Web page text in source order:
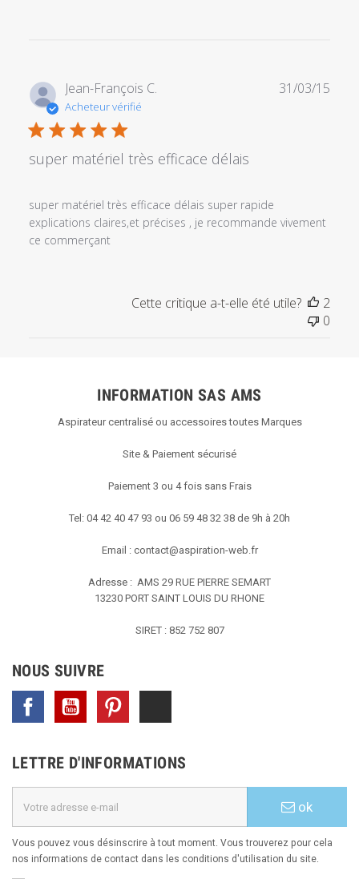
Jean-François C.
Acheteur vérifié
super matériel très efficace délais
super matériel très efficace délais super rapide
explications claires,et précises , je recommande vivement
ce commerçant
31/03/15
Cette critique a-t-elle été utile?
2
0
INFORMATION SAS AMS
Aspirateur centralisé ou accessoires toutes Marques
Site & Paiement sécurisé
Paiement 3 ou 4 fois sans Frais
Tel: 04 42 40 47 93 ou 06 59 48 32 38 de 9h à 20h
Email : contact@aspiration-web.fr
Adresse : AMS 29 RUE PIERRE SEMART
13230 PORT SAINT LOUIS DU RHONE
SIRET : 852 752 807
NOUS SUIVRE
Facebook YouTube
LETTRE D'INFORMATIONS
ok
Vous pouvez vous désinscrire à tout moment. Vous trouverez pour cela
nos informations de contact dans les conditions d'utilisation du site.